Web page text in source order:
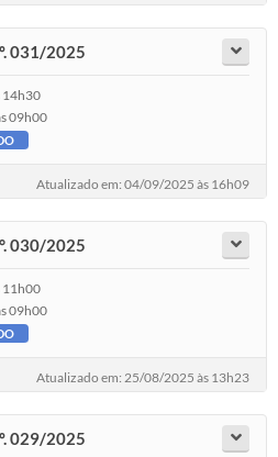
031/2025
14h30
09h00
Atualizado em: 04/09/2025 às 16h09
030/2025
11h00
09h00
Atualizado em: 25/08/2025 às 13h23
029/2025